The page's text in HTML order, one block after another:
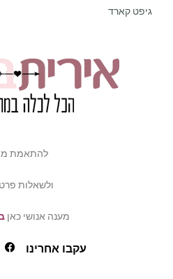
גיפט קארד
להתאמת
ולשאלות
מענה אנושי כאן
עקבו אחרינו